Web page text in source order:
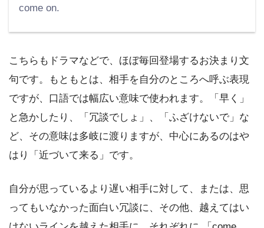
come on.
こちらもドラマなどで、ほぼ毎回登場するお決まり文
句です。もともとは、相手を自分のところへ呼ぶ表現
ですが、口語では幅広い意味で使われます。「早く」
と急かしたり、「冗談でしょ」、「ふざけないで」な
ど、その意味は多岐に渡りますが、中心にあるのはや
はり「近づいて来る」です。
自分が思っているより遅い相手に対して、または、思
ってもいなかった面白い冗談に、その他、越えてはい